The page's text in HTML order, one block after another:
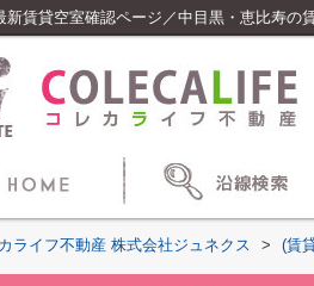
新賃貸空室確認ページ／中目黒・恵比寿の
ライフ不動産 株式会社ジュネクス > (賃